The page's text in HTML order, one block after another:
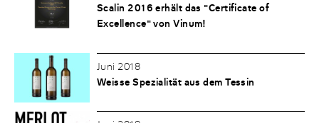
Scalin 2016 erhält das "Certificate of
Excellence" von Vinum!
Juni 2018
Weisse Spezialität aus dem Tessin